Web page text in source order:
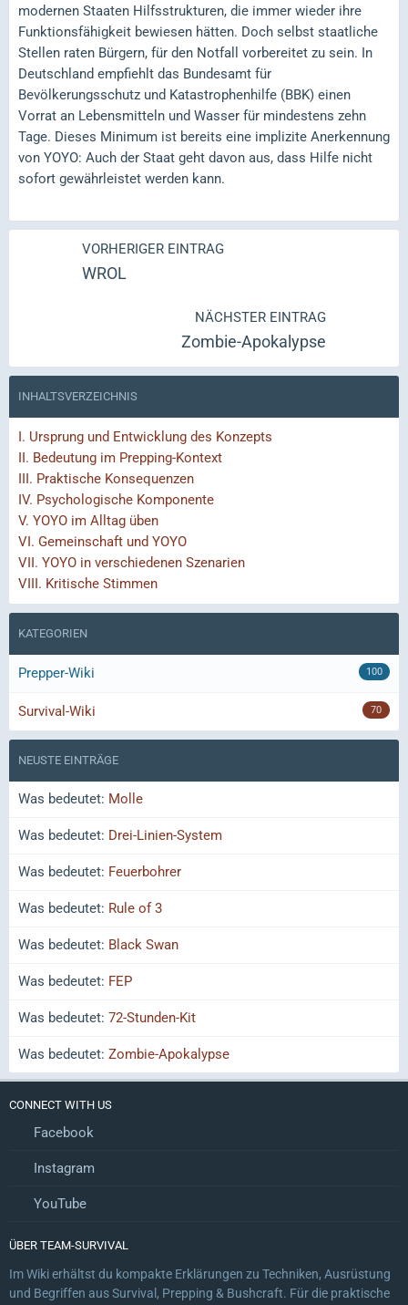
modernen Staaten Hilfsstrukturen, die immer wieder ihre
Funktionsfähigkeit bewiesen hätten. Doch selbst staatliche
Stellen raten Bürgern, für den Notfall vorbereitet zu sein. In
Deutschland empfiehlt das Bundesamt für
Bevölkerungsschutz und Katastrophenhilfe (BBK) einen
Vorrat an Lebensmitteln und Wasser für mindestens zehn
Tage. Dieses Minimum ist bereits eine implizite Anerkennung
von YOYO: Auch der Staat geht davon aus, dass Hilfe nicht
sofort gewährleistet werden kann.
VORHERIGER EINTRAG
WROL
NÄCHSTER EINTRAG
Zombie-Apokalypse
INHALTSVERZEICHNIS
I. Ursprung und Entwicklung des Konzepts
II. Bedeutung im Prepping-Kontext
III. Praktische Konsequenzen
IV. Psychologische Komponente
V. YOYO im Alltag üben
VI. Gemeinschaft und YOYO
VII. YOYO in verschiedenen Szenarien
VIII. Kritische Stimmen
KATEGORIEN
Prepper-Wiki 100
Survival-Wiki 70
NEUSTE EINTRÄGE
Was bedeutet: Molle
Was bedeutet: Drei-Linien-System
Was bedeutet: Feuerbohrer
Was bedeutet: Rule of 3
Was bedeutet: Black Swan
Was bedeutet: FEP
Was bedeutet: 72-Stunden-Kit
Was bedeutet: Zombie-Apokalypse
CONNECT WITH US
Facebook
Instagram
YouTube
ÜBER TEAM-SURVIVAL
Im Wiki erhältst du kompakte Erklärungen zu Techniken, Ausrüstung
und Begriffen aus Survival, Prepping & Bushcraft. Für die praktische